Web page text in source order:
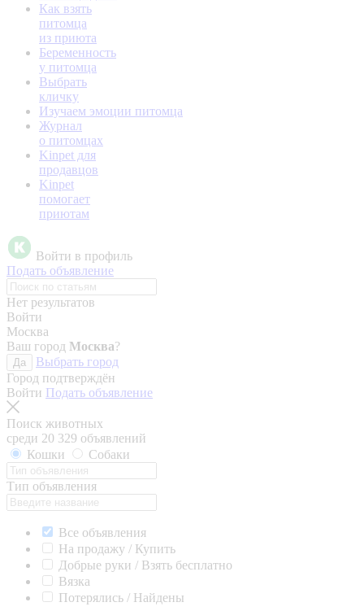
Как взять
питомца
из приюта
Беременность
у питомца
Выбрать
кличку
Изучаем эмоции питомца
Журнал
о питомцах
Kinpet для
продавцов
Kinpet
помогает
приютам
Войти в профиль
Подать объявление
Нет результатов
Войти
Москва
Ваш город Москва?
Да
Выбрать город
Город подтверждён
Войти Подать объявление
Поиск животных
среди 20 329 объявлений
Кошки
Собаки
Тип объявления
Все объявления
На продажу / Купить
Добрые руки / Взять бесплатно
Вязка
Потерялись / Найдены